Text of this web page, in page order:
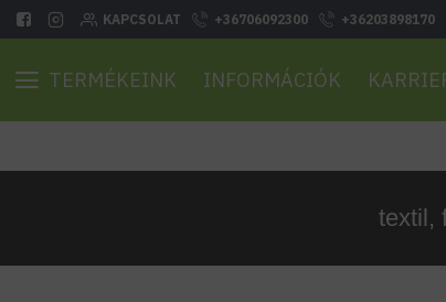
KAPCSOLAT +36706092300 +36203898170
TERMÉKEINK INFORMÁCIÓK
textil,